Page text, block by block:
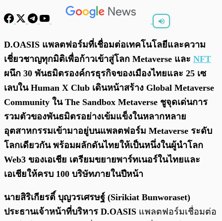
D.OASIS แพลตฟอร์มที่เชื่อมต่อเทคโนโลยีและความ
เชี่ยวชาญทุกมิติเพื่อก้าวเข้าสู่โลก Metaverse และ NFT
ผนึก 30 พันธมิตรองค์กรธุรกิจของเมืองไทยและ 25 เซ
เลบใน Human X Club เดินหน้าสร้าง Global Metaverse
Community ใน The Sandbox Metaverse ชูจุดเด่นการ
รวมตัวของพันธมิตรอย่างเข้มแข็งในหลากหลาย
อุตสาหกรรมเข้ามาอยู่บนแพลตฟอร์ม Metaverse ระดับ
โลกเดียวกัน พร้อมผลักดันไทยให้เป็นหนึ่งในผู้นำโลก
Web3 ของเอเชีย เตรียมขยายพาร์ทเนอร์ในไทยและ
เอเชียให้ครบ 100 บริษัทภายในปีหน้า
นายสิริเกียรติ์ บุญวรเศรษฐ์ (Sirikiat Bunworaset)
ประธานเจ้าหน้าที่บริหาร D.OASIS แพลตฟอร์มเชื่อมต่อ